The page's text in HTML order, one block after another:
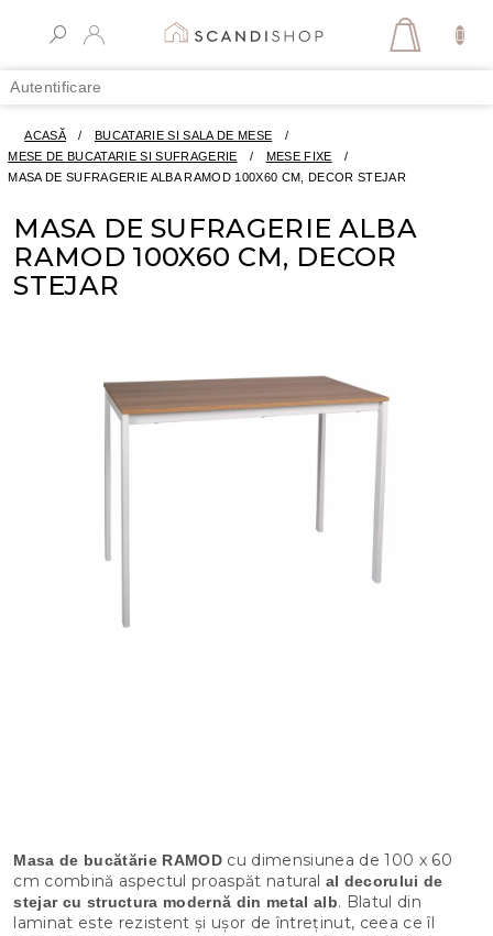
conținut
Autentificare
COŞ
ACASĂ / BUCATARIE SI SALA DE MESE
/
MESE DE BUCATARIE SI SUFRAGERIE
/ MESE FIXE
/
MASA DE SUFRAGERIE ALBA RAMOD 100X60 CM, DECOR STEJAR
MASA DE SUFRAGERIE ALBA
RAMOD 100X60 CM, DECOR
STEJAR
Masa de bucătărie RAMODcu dimensiunea de 100 x 60
cm combină aspectul proaspăt natural al decorului de
stejar cu structura modernă din metal alb. Blatul din
laminat este rezistent și ușor de întreținut, ceea ce îl